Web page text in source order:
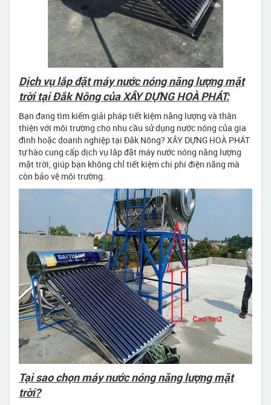
Dịch vụ lắp đặt máy nước nóng năng lượng mặt
trời tại Đắk Nông của XÂY DỰNG HOÀ PHÁT:
Bạn đang tìm kiếm giải pháp tiết kiệm năng lượng và thân
thiện với môi trường cho nhu cầu sử dụng nước nóng của gia
đình hoặc doanh nghiệp tại Đắk Nông? XÂY DỰNG HOÀ PHÁT
tự hào cung cấp dịch vụ lắp đặt máy nước nóng năng lượng
mặt trời, giúp bạn không chỉ tiết kiệm chi phí điện năng mà
còn bảo vệ môi trường.
Tại sao chọn máy nước nóng năng lượng mặt
trời?